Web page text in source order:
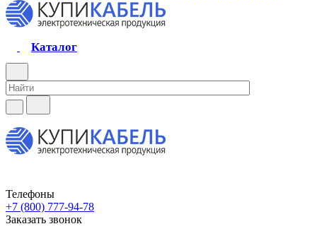
Каталог
Телефоны
+7 (800) 777-94-78
Заказать звонок